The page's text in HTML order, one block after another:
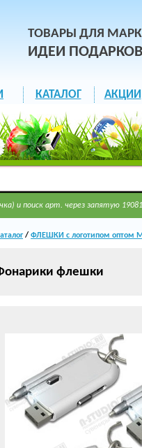
ТОВАРЫ ДЛЯ
ИДЕИ ПОДАРКОВ
КАТАЛОГ АКЦИИ
и поиск арт. через запятую
/ ФЛЕШКИ с логотипом оптом
флешки